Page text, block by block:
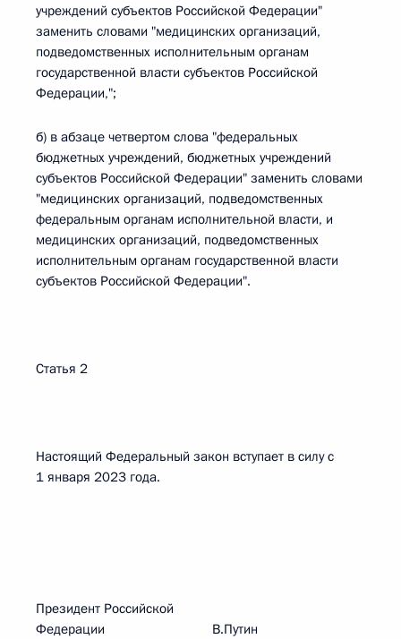
учреждений субъектов Российской Федерации"
заменить словами "медицинских организаций,
подведомственных исполнительным органам
государственной власти субъектов Российской
Федерации,";
б) в абзаце четвертом слова "федеральных
бюджетных учреждений, бюджетных учреждений
субъектов Российской Федерации" заменить словами
"медицинских организаций, подведомственных
федеральным органам исполнительной власти, и
медицинских организаций, подведомственных
исполнительным органам государственной власти
субъектов Российской Федерации".
Статья 2
Настоящий Федеральный закон вступает в силу с
1 января 2023 года.
Президент Российской
Федерации В.Путин